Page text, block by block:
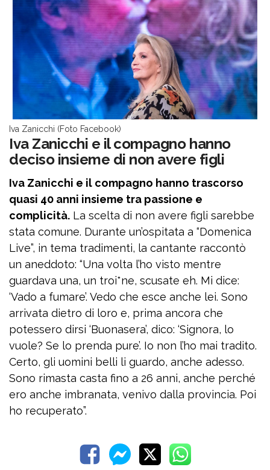
Iva Zanicchi (Foto Facebook)
Iva Zanicchi e il compagno hanno
deciso insieme di non avere figli
Iva Zanicchi e il compagno hanno trascorso
quasi 40 anni insieme tra passione e
complicità. La scelta di non avere figli sarebbe
stata comune. Durante un’ospitata a “Domenica
Live”, in tema tradimenti, la cantante raccontò
un aneddoto: “Una volta l’ho visto mentre
guardava una, un troi*ne, scusate eh. Mi dice:
‘Vado a fumare’. Vedo che esce anche lei. Sono
arrivata dietro di loro e, prima ancora che
potessero dirsi ‘Buonasera’, dico: ‘Signora, lo
vuole? Se lo prenda pure’. Io non l’ho mai tradito.
Certo, gli uomini belli li guardo, anche adesso.
Sono rimasta casta fino a 26 anni, anche perché
ero anche imbranata, venivo dalla provincia. Poi
ho recuperato”.